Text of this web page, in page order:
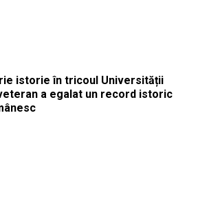
istorie în tricoul Universității
a egalat un record istoric